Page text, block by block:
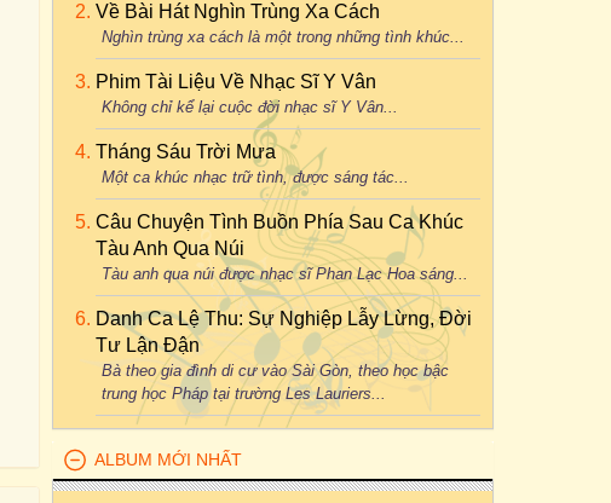
Về Bài Hát Nghìn Trùng Xa Cách
Nghìn trùng xa cách là một trong những tình khúc...
Phim Tài Liệu Về Nhạc Sĩ Y Vân
Không chỉ kể lại cuộc đời nhạc sĩ Y Vân...
Tháng Sáu Trời Mưa
Một ca khúc nhạc trữ tình, được sáng tác...
Câu Chuyện Tình Buồn Phía Sau Ca Khúc
Tàu Anh Qua Núi
Tàu anh qua núi được nhạc sĩ Phan Lạc Hoa sáng...
Danh Ca Lệ Thu: Sự Nghiệp Lẫy Lừng, Đời
Tư Lận Đận
Bà theo gia đình di cư vào Sài Gòn, theo học bậc
trung học Pháp tại trường Les Lauriers...
ALBUM MỚI NHẤT